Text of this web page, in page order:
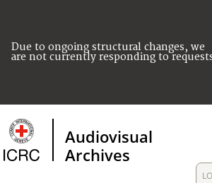
Due to ongoing structural changes, we
are not currently responding to
Audiovisual
Archives